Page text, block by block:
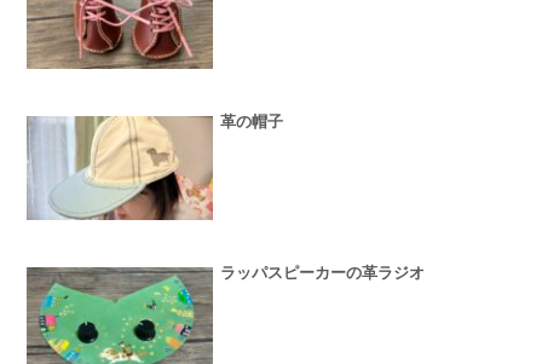
革の帽子
ラッパスピーカーの革ラジオ